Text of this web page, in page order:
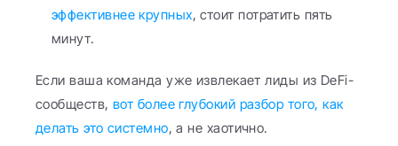
эффективнее крупных, стоит потратить пять
минут.
Если ваша команда уже извлекает лиды из DeFi-
сообществ, вот более глубокий разбор того, как
делать это системно, а не хаотично.